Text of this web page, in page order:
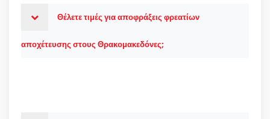
Θέλετε τιμές για αποφράξεις φρεατίων
αποχέτευσης στους Θρακομακεδόνες;